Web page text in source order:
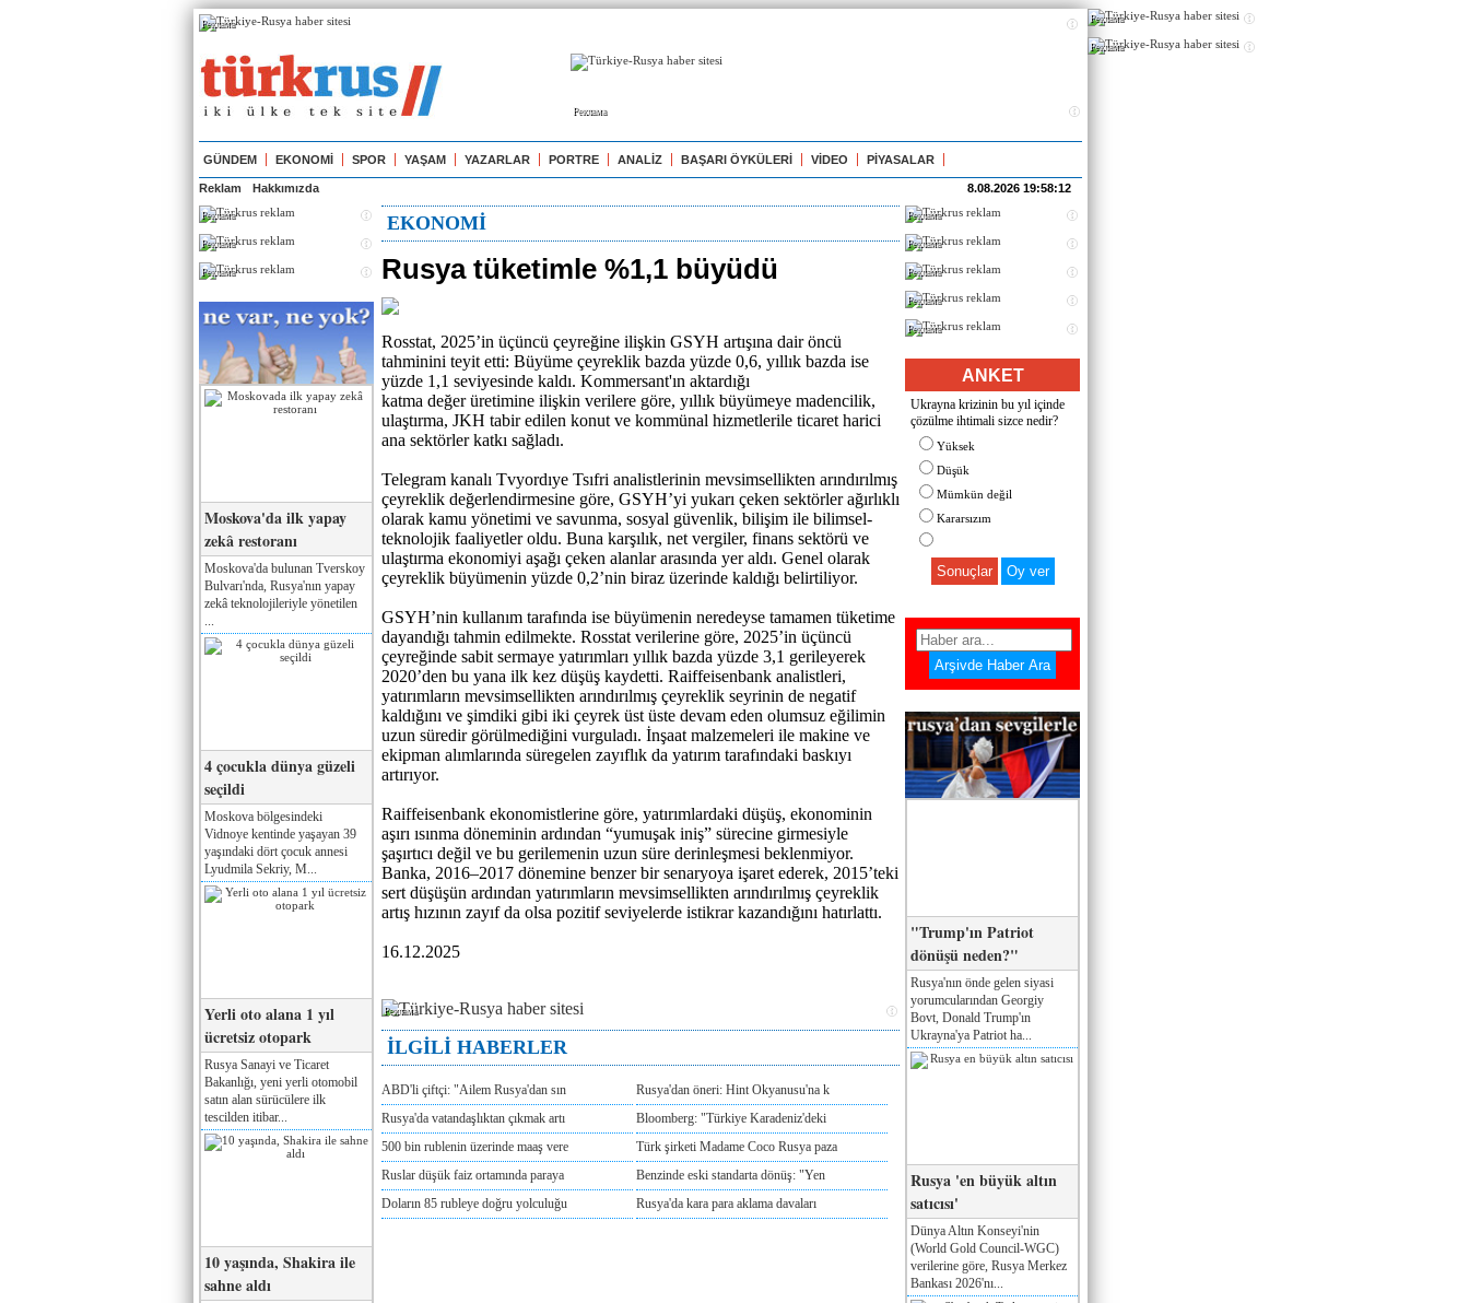
Реклама
Реклама
GÜNDEM EKONOMİ SPOR YAŞAM YAZARLAR PORTRE ANALİZ BAŞARI ÖYKÜLERİ VİDEO PİYASALAR
Reklam Hakkımızda 8.08.2026 19:58:12
Реклама
Реклама
Реклама
Moskova'da ilk yapay
zekâ restoranı
Moskova'da bulunan Tverskoy
Bulvarı'nda, Rusya'nın yapay
zekâ teknolojileriyle yönetilen
4 çocukla dünya güzeli
seçildi
Moskova bölgesindeki
Vidnoye kentinde yaşayan 39
yaşındaki dört çocuk annesi
Lyudmila Sekriy, M...
Yerli oto alana 1 yıl
ücretsiz otopark
Rusya Sanayi ve Ticaret
Bakanlığı, yeni yerli otomobil
satın alan sürücülere ilk
tescilden itibar...
10 yaşında, Shakira ile
sahne aldı
EKONOMİ
Rusya tüketimle %1,1 büyüdü
Rosstat, 2025’in üçüncü çeyreğine ilişkin GSYH artışına dair öncü
tahminini teyit etti: Büyüme çeyreklik bazda yüzde 0,6, yıllık bazda ise
yüzde 1,1 seviyesinde kaldı. Kommersant'ın aktardığı
katma değer üretimine ilişkin verilere göre, yıllık büyümeye madencilik,
ulaştırma, JKH tabir edilen konut ve kommünal hizmetlerile ticaret harici
ana sektörler katkı sağladı.
Telegram kanalı Tvyordıye Tsıfri analistlerinin mevsimsellikten arındırılmış
çeyreklik değerlendirmesine göre, GSYH’yi yukarı çeken sektörler ağırlıklı
olarak kamu yönetimi ve savunma, sosyal güvenlik, bilişim ile bilimsel-
teknolojik faaliyetler oldu. Buna karşılık, net vergiler, finans sektörü ve
ulaştırma ekonomiyi aşağı çeken alanlar arasında yer aldı. Genel olarak
çeyreklik büyümenin yüzde 0,2’nin biraz üzerinde kaldığı belirtiliyor.
GSYH’nin kullanım tarafında ise büyümenin neredeyse tamamen tüketime
dayandığı tahmin edilmekte. Rosstat verilerine göre, 2025’in üçüncü
çeyreğinde sabit sermaye yatırımları yıllık bazda yüzde 3,1 gerileyerek
2020’den bu yana ilk kez düşüş kaydetti. Raiffeisenbank analistleri,
yatırımların mevsimsellikten arındırılmış çeyreklik seyrinin de negatif
kaldığını ve şimdiki gibi iki çeyrek üst üste devam eden olumsuz eğilimin
uzun süredir görülmediğini vurguladı. İnşaat malzemeleri ile makine ve
ekipman alımlarında süregelen zayıflık da yatırım tarafındaki baskıyı
artırıyor.
Raiffeisenbank ekonomistlerine göre, yatırımlardaki düşüş, ekonominin
aşırı ısınma döneminin ardından “yumuşak iniş” sürecine girmesiyle
şaşırtıcı değil ve bu gerilemenin uzun süre derinleşmesi beklenmiyor.
Banka, 2016–2017 dönemine benzer bir senaryoya işaret ederek, 2015’teki
sert düşüşün ardından yatırımların mevsimsellikten arındırılmış çeyreklik
artış hızının zayıf da olsa pozitif seviyelerde istikrar kazandığını hatırlattı.
16.12.2025
Реклама
İLGİLİ HABERLER
ABD'li çiftçi: "Ailem Rusya'dan sın
Rusya'dan öneri: Hint Okyanusu'na k
Rusya'da vatandaşlıktan çıkmak artı
Bloomberg: "Türkiye Karadeniz'deki
500 bin rublenin üzerinde maaş vere
Türk şirketi Madame Coco Rusya paza
Ruslar düşük faiz ortamında paraya
Benzinde eski standarta dönüş: "Yen
Doların 85 rubleye doğru yolculuğu
Rusya'da kara para aklama davaları
Реклама
Реклама
Реклама
Реклама
Реклама
ANKET
Ukrayna krizinin bu yıl içinde
çözülme ihtimali sizce nedir?
Yüksek
Düşük
Mümkün değil
Kararsızım
Sonuçlar
"Trump'ın Patriot
dönüşü neden?"
Rusya'nın önde gelen siyasi
yorumcularından Georgiy
Bovt, Donald Trump'ın
Ukrayna'ya Patriot ha...
Rusya 'en büyük altın
satıcısı'
Dünya Altın Konseyi'nin
(World Gold Council-WGC)
verilerine göre, Rusya Merkez
Bankası 2026'nı...
Реклама
Реклама